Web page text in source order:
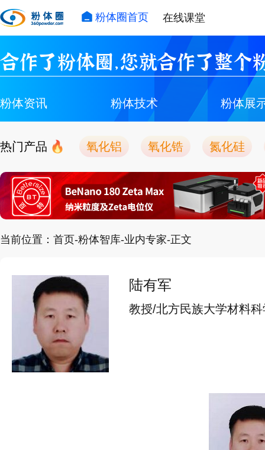
粉体圈首页 在线课堂
合作了粉体圈，您就合作了整个
粉体资讯 粉体技术 粉体展
热门产品 氧化铝 氧化锆 氮化硅
当前位置：首页-粉体智库-业内专家-正文
陆有军
教授/北方民族大学材料